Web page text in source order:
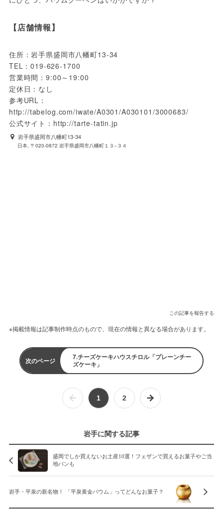
【店舗情報】
住所：岩手県盛岡市八幡町13-34
TEL：019-626-1700
営業時間：9:00～19:00
定休日：なし
参考URL：
http://tabelog.com/iwate/A0301/A030101/3000683/
公式サイト：http://tarte-tatin.jp
岩手県盛岡市八幡町13-34
日本, 〒020-0872 岩手県盛岡市八幡町１３−３４
この記事を報告する
※掲載情報は記事制作時点のもので、現在の情報と異なる場合があります。
次のページ
7.チーズケーキハウスチロル「プレーンチー
ズケーキ」
1 2
岩手に関する記事
盛岡でしか買えないお土産10選！フェザンで買えるお菓子やご当
地パンも
岩手・平泉の新名物！ 「平泉黄金バウム」ってどんなお菓子？